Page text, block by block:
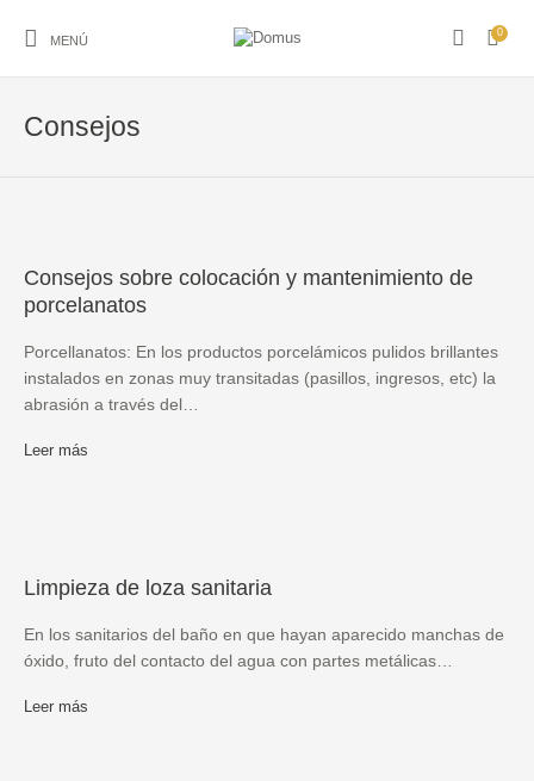
MENÚ
0
PARA BANO
INOXIDABLE Y S
HOGAR
GUARDAS Y FRISOS
GRIFERIA
SAUNAS
VIDRIO
LOSA SANITARIA
PEGAMENTOS Y
Consejos
Consejos sobre colocación y mantenimiento de
porcelanatos
Porcellanatos: En los productos porcelámicos pulidos brillantes
instalados en zonas muy transitadas (pasillos, ingresos, etc) la
abrasión a través del…
Leer más
Limpieza de loza sanitaria
En los sanitarios del baño en que hayan aparecido manchas de
óxido, fruto del contacto del agua con partes metálicas…
Leer más